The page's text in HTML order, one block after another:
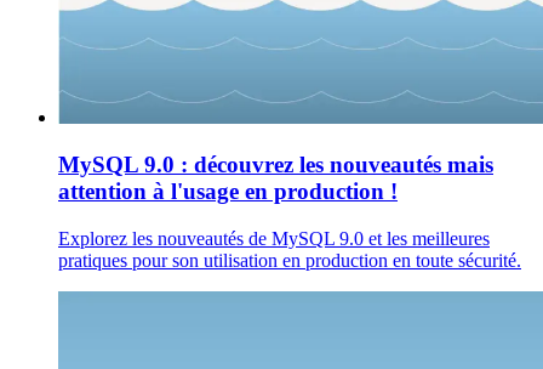
MySQL 9.0 : découvrez les nouveautés mais
attention à l'usage en production !
Explorez les nouveautés de MySQL 9.0 et les meilleures
pratiques pour son utilisation en production en toute sécurité.